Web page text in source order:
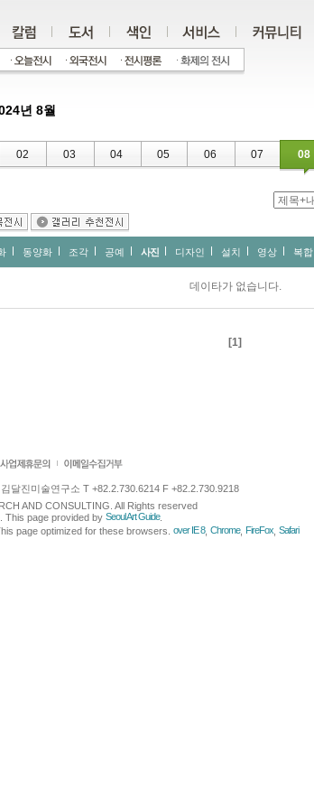
년 8월
02 03 04 05 06 07 08
동양화 조각 공예 사진 디자인 설치 영상 복합
데이타가 없습니다.
[1]
달진미술연구소 T +82.2.730.6214 F +82.2.730.9218
AND CONSULTING. All Rights reserved
This page provided by Seoul Art Guide.
page optimized for these browsers. over IE 8, Chrome, FireFox Safari